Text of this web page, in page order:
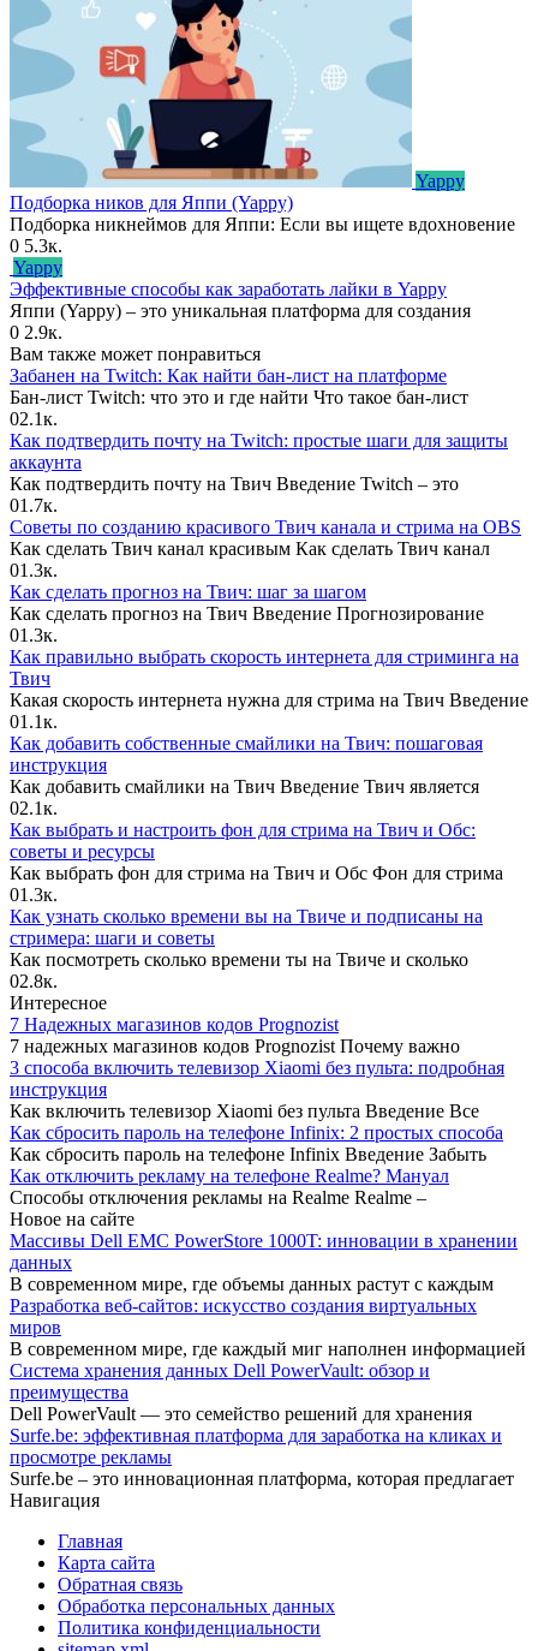
Yappy
Подборка ников для Яппи (Yappy)
Подборка никнеймов для Яппи: Если вы ищете вдохновение
0 5.3к.
Yappy
Эффективные способы как заработать лайки в Yappy
Яппи (Yappy) – это уникальная платформа для создания
0 2.9к.
Вам также может понравиться
Забанен на Twitch: Как найти бан-лист на платформе
Бан-лист Twitch: что это и где найти Что такое бан-лист
02.1к.
Как подтвердить почту на Twitch: простые шаги для защиты
аккаунта
Как подтвердить почту на Твич Введение Twitch – это
01.7к.
Советы по созданию красивого Твич канала и стрима на OBS
Как сделать Твич канал красивым Как сделать Твич канал
01.3к.
Как сделать прогноз на Твич: шаг за шагом
Как сделать прогноз на Твич Введение Прогнозирование
01.3к.
Как правильно выбрать скорость интернета для стриминга на
Твич
Какая скорость интернета нужна для стрима на Твич Введение
01.1к.
Как добавить собственные смайлики на Твич: пошаговая
инструкция
Как добавить смайлики на Твич Введение Твич является
02.1к.
Как выбрать и настроить фон для стрима на Твич и Обс:
советы и ресурсы
Как выбрать фон для стрима на Твич и Обс Фон для стрима
01.3к.
Как узнать сколько времени вы на Твиче и подписаны на
стримера: шаги и советы
Как посмотреть сколько времени ты на Твиче и сколько
02.8к.
Интересное
7 Надежных магазинов кодов Prognozist
7 надежных магазинов кодов Prognozist Почему важно
3 способа включить телевизор Xiaomi без пульта: подробная
инструкция
Как включить телевизор Xiaomi без пульта Введение Все
Как сбросить пароль на телефоне Infinix: 2 простых способа
Как сбросить пароль на телефоне Infinix Введение Забыть
Как отключить рекламу на телефоне Realme? Мануал
Способы отключения рекламы на Realme Realme –
Новое на сайте
Массивы Dell EMC PowerStore 1000T: инновации в хранении
данных
В современном мире, где объемы данных растут с каждым
Разработка веб-сайтов: искусство создания виртуальных
миров
В современном мире, где каждый миг наполнен информацией
Система хранения данных Dell PowerVault: обзор и
преимущества
Dell PowerVault — это семейство решений для хранения
Surfe.be: эффективная платформа для заработка на кликах и
просмотре рекламы
Surfe.be – это инновационная платформа, которая предлагает
Навигация
Главная
Карта сайта
Обратная связь
Обработка персональных данных
Политика конфиденциальности